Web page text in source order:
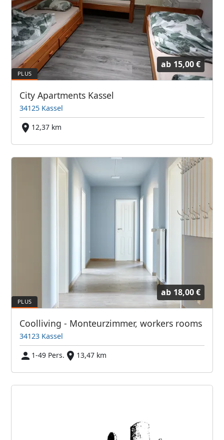
ab 15,00 €
City Apartments Kassel
34125 Kassel
12,37 km
ab 18,00 €
Coolliving - Monteurzimmer, workers rooms
34123 Kassel
1-49 Pers.
13,47 km